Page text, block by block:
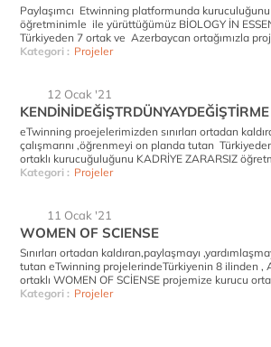
Paylaşımcı Etwinning platformunda kuruculuğunu
öğretminimle ile yürüttüğümüz BİOLOGY İN
Türkiyeden 7 ortak ve Azerbaycan ortağımızla
Kategori : Projeler
12 Ocak '21
KENDİNİDEĞİŞTRDÜNYAYDEĞİŞTİRME
eTwinning proejelerimizden sınırları ortadan
çalışmarını ,öğrenmeyi on planda tutan
ortaklı kurucuğuluğunu KADRİYE ZARARSIZ
Kategori : Projeler
11 Ocak '21
WOMEN OF SCIENSE
Sınırları ortadan kaldıran,paylaşmayı
tutan eTwinning projelerindeTürkiyenin 8 ilinden ,
ortaklı WOMEN OF SCİENSE projemize kurucu
Kategori : Projeler